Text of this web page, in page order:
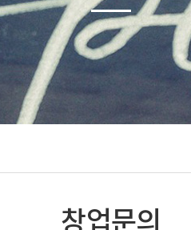
창업문의